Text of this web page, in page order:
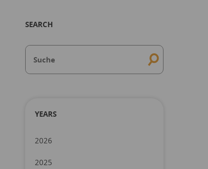
SEARCH
YEARS
2026
2025